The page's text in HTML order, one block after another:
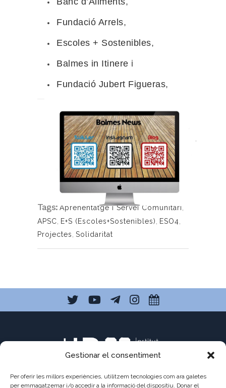
Gestionar el consentiment
Per oferir les millors experiències, utilitzem tecnologies com ara galetes
per emmagatzemar i/o accedir a la informació del dispositiu. Donar el
Fundació Arrels,
Escoles + Sostenibles,
Balmes in Itinere i
Fundació Jubert Figueras,
Twitter:https://twitter.com/BalmesNews
Instagram:https://instagram.com/balmesnews/
Blog:https://balmesnews.wordpress.com/
Tags: Aprenentatge i Servei Comunitari
APSC
E+S (Escoles+Sostenibles) ESO4
Projectes Solidaritat